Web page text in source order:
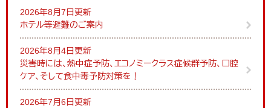
2026年8月7日更新
ホテル等避難のご案内
2026年8月4日更新
災害時には、熱中症予防、エコノミークラス症候群予防、口腔
ケア、そして食中毒予防対策を！
2026年7月6日更新